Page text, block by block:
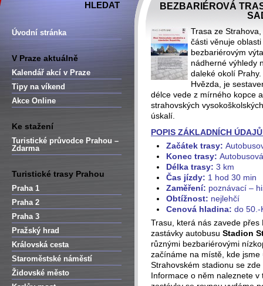
Úvodní stránka
V Praze aktuálně
Kalendář akcí v Praze
Tipy na víkend
Akce Online
Ke stažení
Turistické průvodce Prahou –
Zdarma
Turistické trasy Prahou
Praha 1
Praha 2
Praha 3
Pražský hrad
Královská cesta
Staroměstské náměstí
Židovské město
BEZBARIÉROVÁ
Trasa ze
části věnuje
bezbariérovým
nádherné výhledy
daleké okolí
Hvězda, je
délce vede z mírného kopce
strahovských
úskalí.
POPIS ZÁKLADNÍCH
Začátek trasy:
Konec trasy:
Délka trasy: 3 km
Čas jízdy: 1 hod 30 min
Zaměření: poznávací –
Obtížnost: nejlehčí
Cenová hladina: do 50.-
Trasu, která nás zavede
zastávky autobusu Stadion
různými bezbariérovými
začínáme na místě, kde
Strahovském stadionu se
Informace o něm naleznete